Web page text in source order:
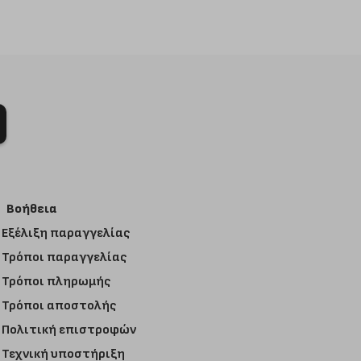
Βοήθεια
Εξέλιξη παραγγελίας
Τρόποι παραγγελίας
Τρόποι πληρωμής
Τρόποι αποστολής
Πολιτική επιστροφών
Τεχνική υποστήριξη